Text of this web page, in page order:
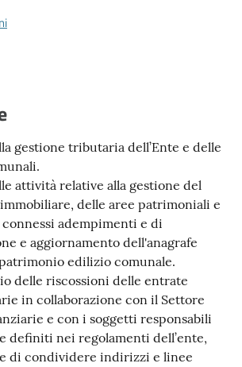
gestione tributaria dell’Ente e delle
attività relative alla gestione del
delle aree patrimoniali e
adempimenti e di
e aggiornamento dell'anagrafe
edilizio comunale.
delle riscossioni delle entrate
in collaborazione con il Settore
e con i soggetti responsabili
definiti nei regolamenti dell’ente,
di condividere indirizzi e linee